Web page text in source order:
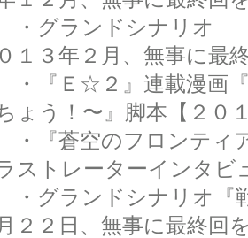
・グランドシナリオ
０１３年２月、無事に最
・『Ｅ☆２』連載漫画
ょう！〜』脚本【２０
・『蒼空のフロンティ
ストレーターインタビ
・グランドシナリオ『
月２２日、無事に最終回